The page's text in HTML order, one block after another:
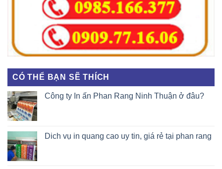
CÓ THỂ BẠN SẼ THÍCH
Công ty In ấn Phan Rang Ninh Thuận ở đâu?
Dich vụ in quang cao uy tin, giá rẻ tại phan rang